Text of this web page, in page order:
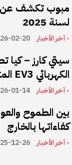
مبوب تكشف عن
لسنة 2025
- آخر الأخبار 02-20
سيتي كارز – كيا
الكهربائي EV3 المتوَّجة بلقب سيارة العام عالميًا
- آخر الأخبار 01-14
بين الطموح
كفاءاتها بالخارج
- آخر الأخبار 12-26